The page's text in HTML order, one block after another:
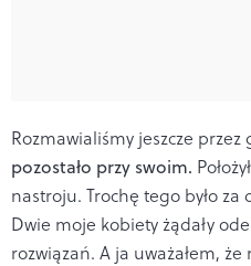
Rozmawialiśmy jeszcze przez
pozostało przy swoim.
nastroju. Trochę tego było
Dwie moje kobiety żądały
rozwiązań. A ja uważałem,